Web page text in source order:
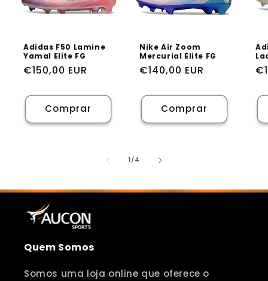
Adidas F50 Lamine
Yamal Elite FG
Preço
€150,00 EUR
Comprar
Nike Air Zoom
Mercurial Elite FG
Preço
€140,00 EUR
Comprar
1 /de
4
Quem Somos
Somos uma loja online que oferece o